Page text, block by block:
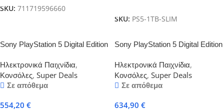
SKU: 711719596660
SKU: PS5-1TB-SLIM
Sony PlayStation 5 Digital Edition
Ηλεκτρονικά Παιχνίδια,
Κονσόλες, Super Deals
Σε απόθεμα
554,20 €
Sony PlayStation 5 Digital Edition
Ηλεκτρονικά Παιχνίδια,
Κονσόλες, Super Deals
Σε απόθεμα
634,90 €